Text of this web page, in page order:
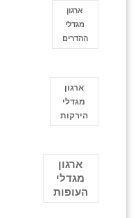
ארגון
מגדלי
ההדרים
ארגון
מגדלי
הירקות
ארגון
מגדלי
העופות